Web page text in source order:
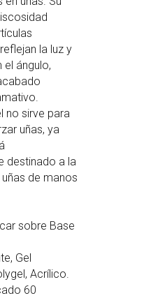
la luz y
el ángulo,
no sirve para
uñas, ya
destinado a la
de manos
sobre Base
Gel
Acrílico.
60